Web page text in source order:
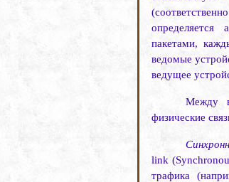
определяется
пакетами,
ведомые
ведущее
Между
физические
link (
трафика